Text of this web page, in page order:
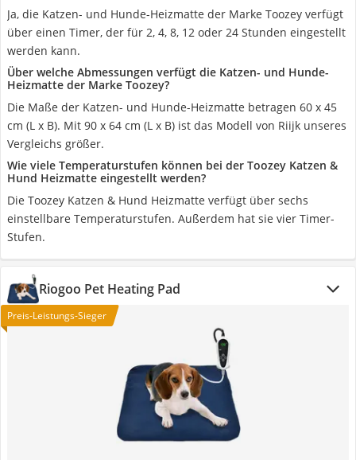
Ja, die Katzen- und Hunde-Heizmatte der Marke Toozey verfügt
über einen Timer, der für 2, 4, 8, 12 oder 24 Stunden eingestellt
werden kann.
Über welche Abmessungen verfügt die Katzen- und Hunde-
Heizmatte der Marke Toozey?
Die Maße der Katzen- und Hunde-Heizmatte betragen 60 x 45
cm (L x B). Mit 90 x 64 cm (L x B) ist das Modell von Riijk unseres
Vergleichs größer.
Wie viele Temperaturstufen können bei der Toozey Katzen &
Hund Heizmatte eingestellt werden?
Die Toozey Katzen & Hund Heizmatte verfügt über sechs
einstellbare Temperaturstufen. Außerdem hat sie vier Timer-
Stufen.
Riogoo Pet Heating Pad
Preis-Leistungs-Sieger